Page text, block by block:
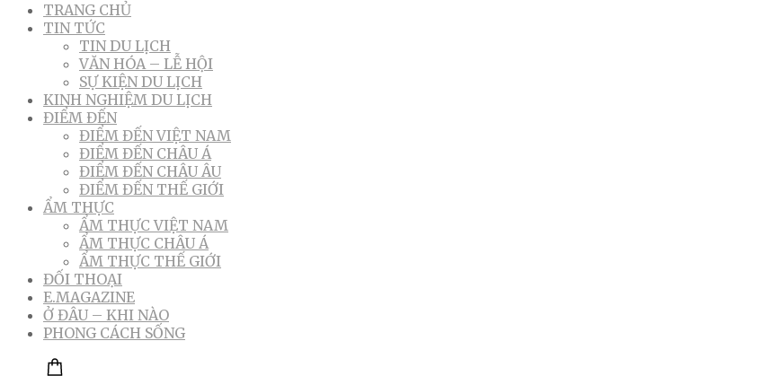
TRANG CHỦ
TIN TỨC
TIN DU LỊCH
VĂN HÓA – LỄ HỘI
SỰ KIỆN DU LỊCH
KINH NGHIỆM DU LỊCH
ĐIỂM ĐẾN
ĐIỂM ĐẾN VIỆT NAM
ĐIỂM ĐẾN CHÂU Á
ĐIỂM ĐẾN CHÂU ÂU
ĐIỂM ĐẾN THẾ GIỚI
ẨM THỰC
ẨM THỰC VIỆT NAM
ẨM THỰC CHÂU Á
ẨM THỰC THẾ GIỚI
ĐỐI THOẠI
E.MAGAZINE
Ở ĐÂU – KHI NÀO
PHONG CÁCH SỐNG